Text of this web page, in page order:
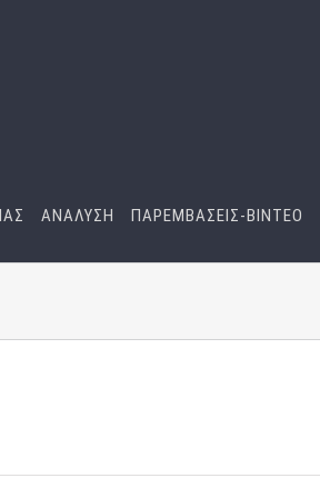
ΑΝΑΛΥΣΗ ΠΑΡΕΜΒΑΣΕΙΣ-BINTEO